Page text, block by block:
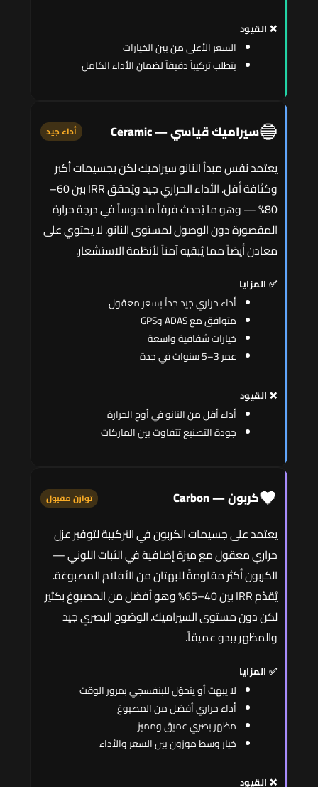
❌ القيود
السعر الأعلى من بين الخيارات
يتطلب تركيباً دقيقاً لضمان الأداء الكامل
🔵سيراميك قياسي — Ceramic أداء جيد
يعتمد نفس مبدأ النانو سيراميك لكن بجسيمات أكبر
وكثافة أقل. الأداء الحراري جيد ويُحقق IRR بين 60–
80% — وهو ما يُحدث فرقاً ملموساً في درجة حرارة
المقصورة دون الوصول لمستوى النانو. لا يحتوي على
معادن أيضاً مما يُبقيه آمناً لأنظمة الاستشعار.
✅ المزايا
أداء حراري جيد جداً بسعر معقول
متوافق مع ADAS وGPS
خيارات شفافية واسعة
عمر 3–5 سنوات في جدة
❌ القيود
أداء أقل من النانو في أوج الحرارة
جودة التصنيع تتفاوت بين الماركات
🖤كربون — Carbon توازن مقبول
يعتمد على جسيمات الكربون في التركيبة لتوفير عزل
حراري معقول مع ميزة إضافية في الثبات اللوني —
الكربون أكثر مقاومةً للبهتان من الأفلام المصبوغة.
يُقدّم IRR بين 40–65% وهو أفضل من المصبوغ بكثير
لكن دون مستوى السيراميك. الوضوح البصري جيد
والمظهر يبدو عميقاً.
✅ المزايا
لا يبهت أو يتحوّل للبنفسجي بمرور الوقت
أداء حراري أفضل من المصبوغ
مظهر بصري عميق ومميز
خيار وسط موزون بين السعر والأداء
❌ القيود